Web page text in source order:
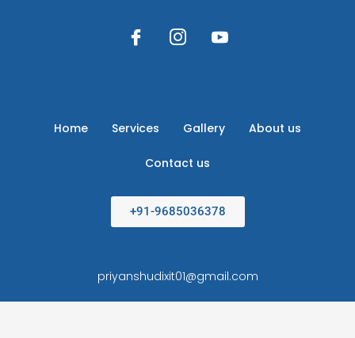
Home Services Gallery About us
Contact us
+91-9685036378
priyanshudixit01@gmail.com